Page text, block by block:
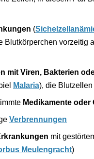
(
Blutkörperchen vorzeitig
mit Viren, Bakterien
Malaria), die Blutzellen
Medikamente oder
Verbrennungen
mit
Meulengracht)